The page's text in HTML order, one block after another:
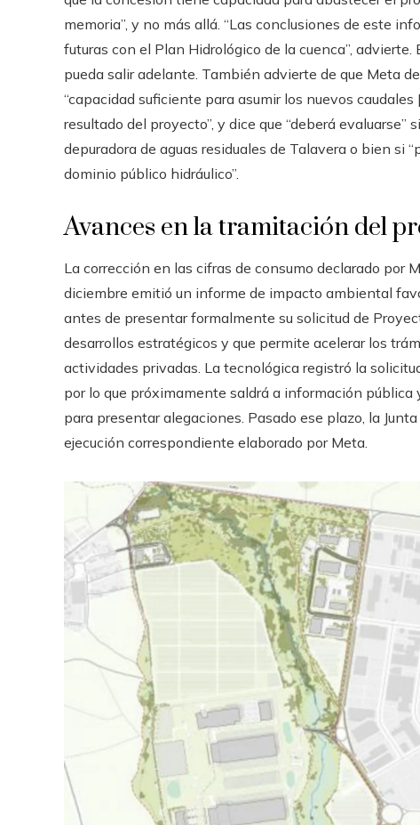
memoria”, y no más allá. “Las conclusiones de este
futuras con el Plan Hidrológico de la cuenca”,
pueda salir adelante. También advierte de que Meta
“capacidad suficiente para asumir los nuevos
resultado del proyecto”, y dice que “deberá
depuradora de aguas residuales de Talavera o bien si
dominio público hidráulico”.
Avances en la tramitación del
La corrección en las cifras de consumo declarado por
diciembre emitió un informe de impacto ambiental
antes de presentar formalmente su solicitud de
desarrollos estratégicos y que permite acelerar los
actividades privadas. La tecnológica registró la
por lo que próximamente saldrá a información pública
para presentar alegaciones. Pasado ese plazo, la
ejecución correspondiente elaborado por Meta.